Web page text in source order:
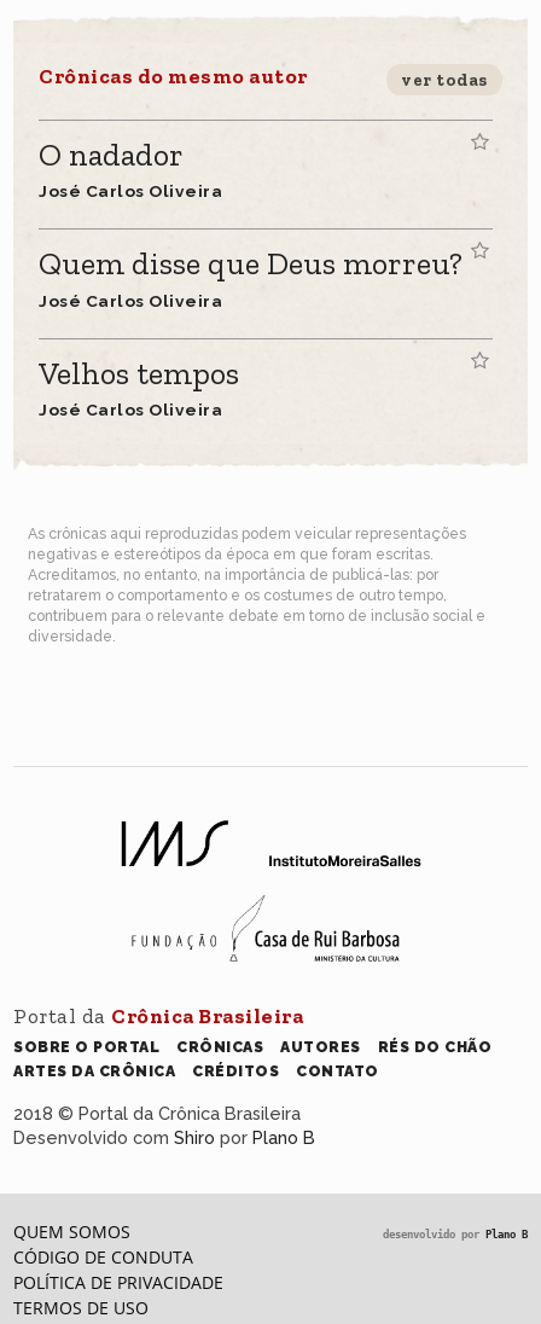
Crônicas do mesmo autor ver todas
O nadador
José Carlos Oliveira
Quem disse que Deus morreu?
José Carlos Oliveira
Velhos tempos
José Carlos Oliveira
As crônicas aqui reproduzidas podem veicular representações
negativas e estereótipos da época em que foram escritas.
Acreditamos, no entanto, na importância de publicá-las: por
retratarem o comportamento e os costumes de outro tempo,
contribuem para o relevante debate em torno de inclusão social e
diversidade.
Portal da Crônica Brasileira
SOBRE O PORTAL CRÔNICAS AUTORES
RÉS DO CHÃO
ARTES DA CRÔNICA
CRÉDITOS CONTATO
2018 © Portal da Crônica Brasileira
Desenvolvido comShiro porPlano B
QUEM SOMOS
CÓDIGO DE CONDUTA
POLÍTICA DE PRIVACIDADE
TERMOS DE USO
desenvolvido por Plano B